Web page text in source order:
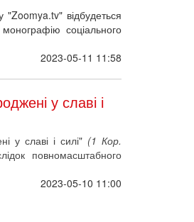
відбудеться
соціального
2023-05-11 11:58
у славі і
у славі і силі" (1 Кор.
повномасштабного
2023-05-10 11:00